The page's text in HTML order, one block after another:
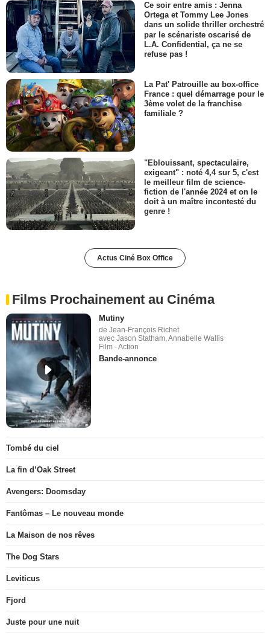
Ce soir entre amis : Jenna
Ortega et Tommy Lee Jones
dans un solide thriller orchestré
par le scénariste oscarisé de
L.A. Confidential, ça ne se
refuse pas !
La Pat' Patrouille au box-office
France : quel démarrage pour le
3ème volet de la franchise
familiale ?
"Eblouissant, spectaculaire,
exigeant" : noté 4,4 sur 5, c'est
le meilleur film de science-
fiction de l'année 2024 et on le
doit à un maître incontesté du
genre !
Actus Ciné Box Office
Films Prochainement au Cinéma
Mutiny
de Jean-François Richet
avec Jason Statham, Annabelle Wallis
Film - Action
Bande-annonce
Tombé du ciel
La fin d’Oak Street
Avengers: Doomsday
Fantômas – Le nouveau monde
La Maison de nos rêves
The Dog Stars
Leviticus
Fjord
Juste pour une nuit